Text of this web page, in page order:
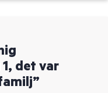
det var